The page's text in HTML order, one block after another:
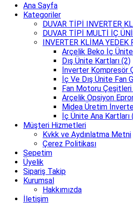
Ana Sayfa
Kategoriler
DUVAR TİPİ INVERTER
DUVAR TİPİ MULTİ İÇ
INVERTER KLİMA YEDEK
Arçelik Beko İç
Dış Ünite Kartları (2)
İnverter Kompresör
İç Ve Dış Ünite Fan
Fan Motoru
Arçelik Opsiyon
Midea Üretim
İç Ünite Ana Kartları
Müşteri Hizmetleri
Kvkk ve Aydınlatma Metni
Çerez Politikası
Sepetim
Üyelik
Sipariş Takip
Kurumsal
Hakkımızda
İletişim